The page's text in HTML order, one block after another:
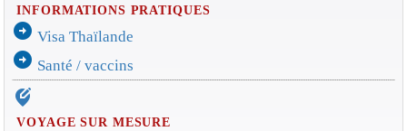
INFORMATIONS PRATIQUES
arrow_circle_right Visa Thaïlande
arrow_circle_right Santé / vaccins
edit_location_alt
VOYAGE SUR MESURE